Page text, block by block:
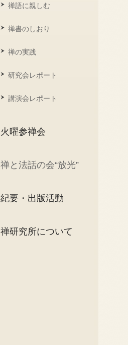
禅語に親しむ
禅書のしおり
禅の実践
研究会レポート
講演会レポート
火曜参禅会
禅と法話の会“放光”
紀要・出版活動
禅研究所について